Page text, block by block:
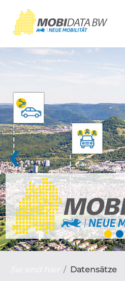
❮
Datensätze